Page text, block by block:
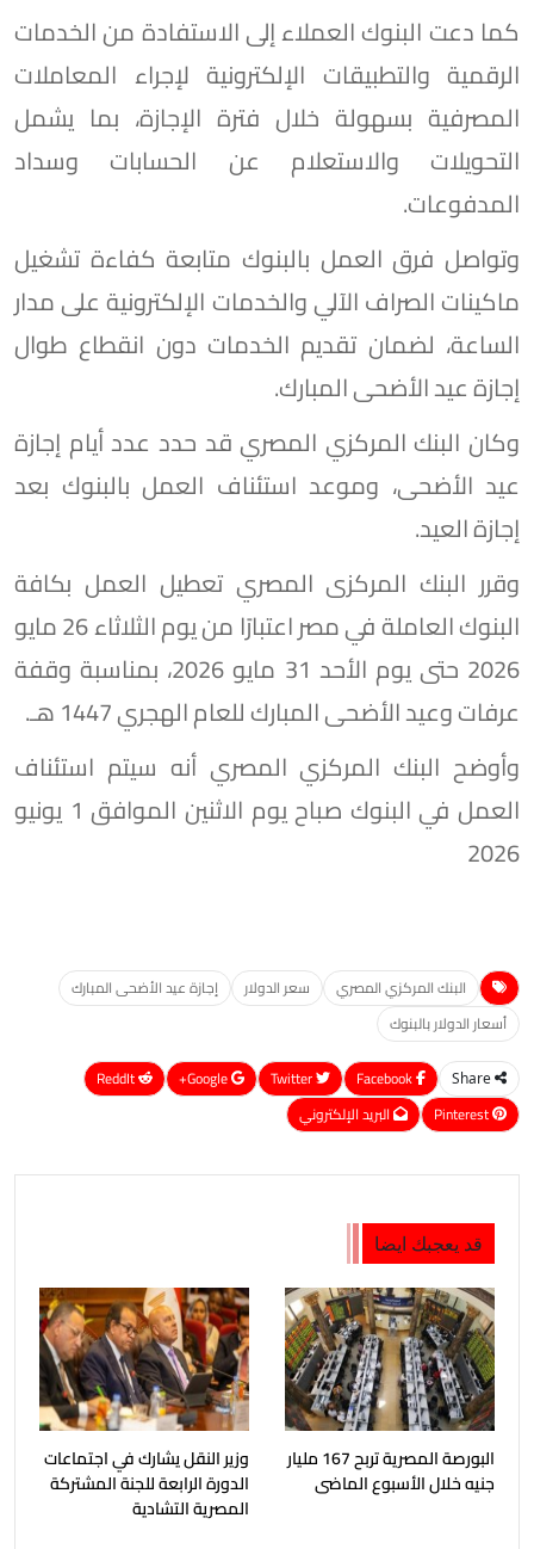
كما دعت البنوك العملاء إلى الاستفادة من الخدمات
الرقمية والتطبيقات الإلكترونية لإجراء المعاملات
المصرفية بسهولة خلال فترة الإجازة، بما يشمل
التحويلات والاستعلام عن الحسابات وسداد
المدفوعات.
وتواصل فرق العمل بالبنوك متابعة كفاءة تشغيل
ماكينات الصراف الآلي والخدمات الإلكترونية على مدار
الساعة، لضمان تقديم الخدمات دون انقطاع طوال
إجازة عيد الأضحى المبارك.
وكان البنك المركزي المصري قد حدد عدد أيام إجازة
عيد الأضحى، وموعد استئناف العمل بالبنوك بعد
إجازة العيد.
وقرر البنك المركزى المصري تعطيل العمل بكافة
البنوك العاملة في مصر اعتبارًا من يوم الثلاثاء 26 مايو
2026 حتى يوم الأحد 31 مايو 2026، بمناسبة وقفة
عرفات وعيد الأضحى المبارك للعام الهجري 1447 هـ.
وأوضح البنك المركزي المصري أنه سيتم استئناف
العمل في البنوك صباح يوم الاثنين الموافق 1 يونيو
2026
البنك المركزي المصري سعر الدولار
إجازة عيد الأضحى المبارك
أسعار الدولار بالبنوك
Share
Google+
ReddIt
Pinterest
البريد الإلكتروني
قد يعجبك ايضا
البورصة المصرية تربح 167 مليار
جنيه خلال الأسبوع الماضى
وزير النقل يشارك في اجتماعات
الدورة الرابعة للجنة المشتركة
المصرية التشادية